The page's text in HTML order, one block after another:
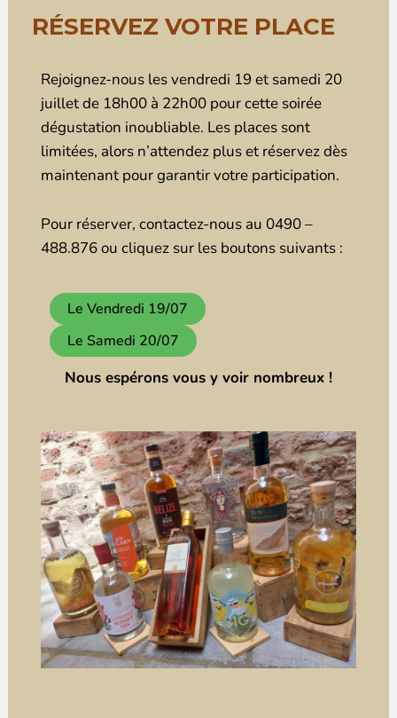
RÉSERVEZ VOTRE PLACE
Rejoignez-nous les vendredi 19 et samedi 20
juillet de 18h00 à 22h00 pour cette soirée
dégustation inoubliable. Les places sont
limitées, alors n’attendez plus et réservez dès
maintenant pour garantir votre participation.
Pour réserver, contactez-nous au 0490 –
488.876 ou cliquez sur les boutons suivants :
Le Vendredi 19/07
Le Samedi 20/07
Nous espérons vous y voir nombreux !